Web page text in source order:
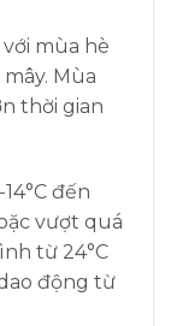
mùa hè
Mùa
thời gian
đến
vượt quá
từ 24°C
động từ